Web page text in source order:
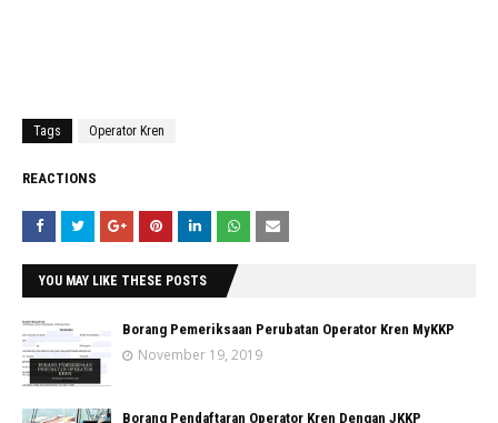
Tags Operator Kren
REACTIONS
YOU MAY LIKE THESE POSTS
Borang Pemeriksaan Perubatan Operator Kren MyKKP
November 19, 2019
Borang Pendaftaran Operator Kren Dengan JKKP